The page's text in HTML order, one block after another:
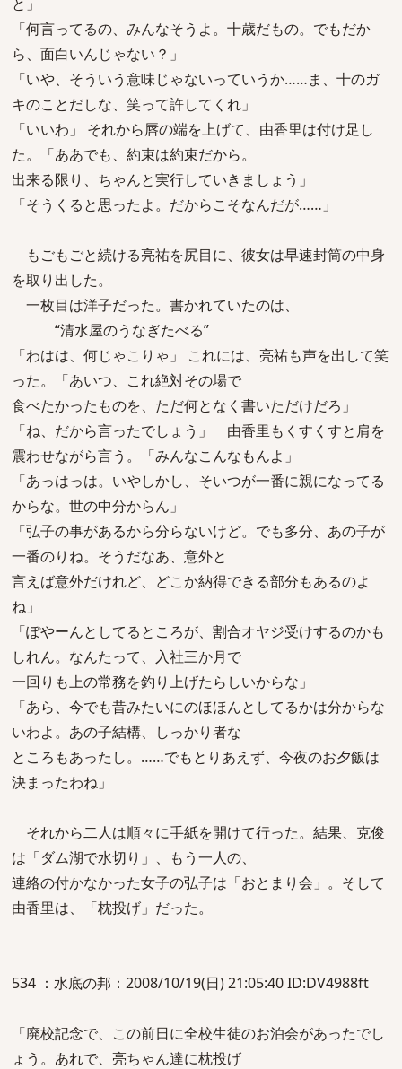
「何言ってるの、みんなそうよ。十歳だもの。でもだか
ら、面白いんじゃない？」
「いや、そういう意味じゃないっていうか……ま、十のガ
キのことだしな、笑って許してくれ」
「いいわ」 それから唇の端を上げて、由香里は付け足し
た。「ああでも、約束は約束だから。
出来る限り、ちゃんと実行していきましょう」
「そうくると思ったよ。だからこそなんだが……」
もごもごと続ける亮祐を尻目に、彼女は早速封筒の中身
を取り出した。
一枚目は洋子だった。書かれていたのは、
“清水屋のうなぎたべる”
「わはは、何じゃこりゃ」 これには、亮祐も声を出して笑
った。「あいつ、これ絶対その場で
食べたかったものを、ただ何となく書いただけだろ」
「ね、だから言ったでしょう」 由香里もくすくすと肩を
震わせながら言う。「みんなこんなもんよ」
「あっはっは。いやしかし、そいつが一番に親になってる
からな。世の中分からん」
「弘子の事があるから分らないけど。でも多分、あの子が
一番のりね。そうだなあ、意外と
言えば意外だけれど、どこか納得できる部分もあるのよ
ね」
「ぽやーんとしてるところが、割合オヤジ受けするのかも
しれん。なんたって、入社三か月で
一回りも上の常務を釣り上げたらしいからな」
「あら、今でも昔みたいにのほほんとしてるかは分からな
いわよ。あの子結構、しっかり者な
ところもあったし。……でもとりあえず、今夜のお夕飯は
決まったわね」
それから二人は順々に手紙を開けて行った。結果、克俊
は「ダム湖で水切り」、もう一人の、
連絡の付かなかった女子の弘子は「おとまり会」。そして
由香里は、「枕投げ」だった。
534 ：水底の邦：2008/10/19(日) 21:05:40 ID:DV4988ft
「廃校記念で、この前日に全校生徒のお泊会があったでし
ょう。あれで、亮ちゃん達に枕投げ